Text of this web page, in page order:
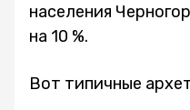
населения
на 10 %.
Вот типичные